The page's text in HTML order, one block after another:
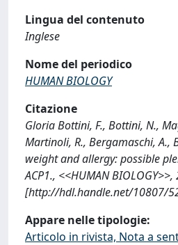
Lingua del contenuto
Inglese
Nome del periodico
HUMAN BIOLOGY
Citazione
Gloria Bottini, F., Bottini, N.,
Martinoli, R., Bergamaschi, A.,
weight and allergy: possible
ACP1., <<HUMAN
[http://hdl.handle.net/10807/
Appare nelle tipologie:
Articolo in rivista, Nota a